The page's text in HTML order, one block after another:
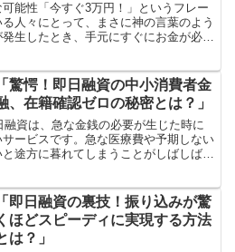
能性「今すぐ3万円！」というフレー
人々にとって、まさに神の言葉のよう
生したとき、手元にすぐにお金が必要
「驚愕！即日融資の中小消費者金
、在籍確認ゼロの秘密とは？」
資は、急な金銭の必要が生じた時に
ービスです。急な医療費や予期しない
途方に暮れてしまうことがしばしばあ
「即日融資の裏技！振り込みが驚
ほどスピーディに実現する方法
は？」